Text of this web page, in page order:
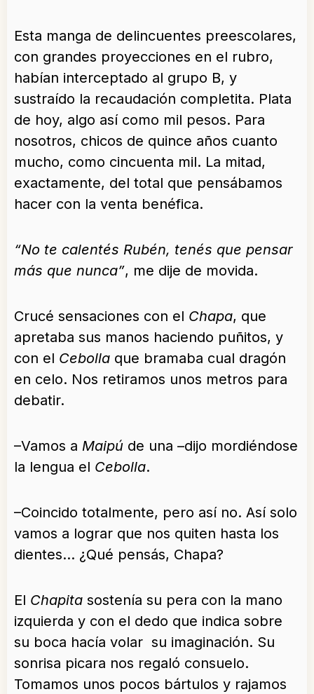
Esta manga de delincuentes preescolares,
con grandes proyecciones en el rubro,
habían interceptado al grupo B, y
sustraído la recaudación completita. Plata
de hoy, algo así como mil pesos. Para
nosotros, chicos de quince años cuanto
mucho, como cincuenta mil. La mitad,
exactamente, del total que pensábamos
hacer con la venta benéfica.
“No te calentés Rubén, tenés que pensar
más que nunca”, me dije de movida.
Crucé sensaciones con el Chapa, que
apretaba sus manos haciendo puñitos, y
con el Cebolla que bramaba cual dragón
en celo. Nos retiramos unos metros para
debatir.
–Vamos a Maipú de una –dijo mordiéndose
la lengua el Cebolla.
–Coincido totalmente, pero así no. Así solo
vamos a lograr que nos quiten hasta los
dientes… ¿Qué pensás, Chapa?
El Chapita sostenía su pera con la mano
izquierda y con el dedo que indica sobre
su boca hacía volar su imaginación. Su
sonrisa picara nos regaló consuelo.
Tomamos unos pocos bártulos y rajamos